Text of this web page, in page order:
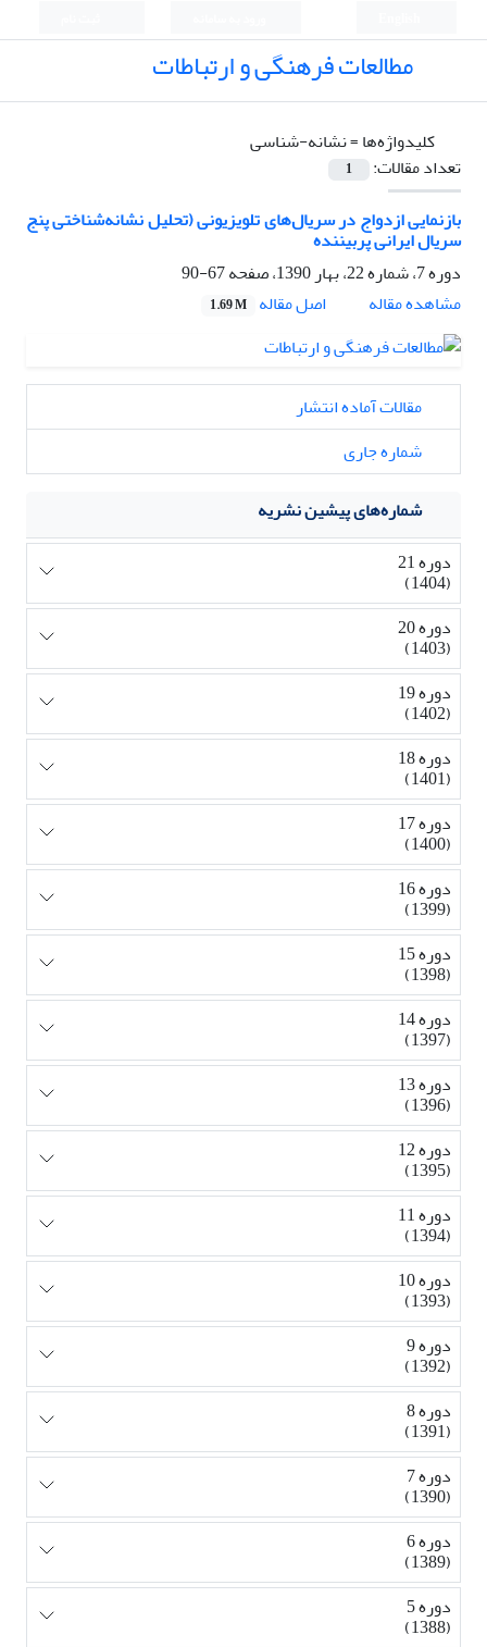
مطالعات فرهنگی و ارتباطات
کلیدواژه‌ها =نشانه-شناسی
تعداد مقالات:
1
بازنمایی ازدواج در سریال‌های تلویزیونی (تحلیل نشانه‌شناختی پنج
سریال ایرانی پربیننده
دوره 7، شماره 22، بهار 1390، صفحه
67-90
مشاهده مقاله
اصل مقاله 1.69 M
مقالات آماده انتشار
شماره جاری
شماره‌های پیشین نشریه
دوره 21
(1404)
دوره 20
(1403)
دوره 19
(1402)
دوره 18
(1401)
دوره 17
(1400)
دوره 16
(1399)
دوره 15
(1398)
دوره 14
(1397)
دوره 13
(1396)
دوره 12
(1395)
دوره 11
(1394)
دوره 10
(1393)
دوره 9
(1392)
دوره 8
(1391)
دوره 7
(1390)
دوره 6
(1389)
دوره 5
(1388)